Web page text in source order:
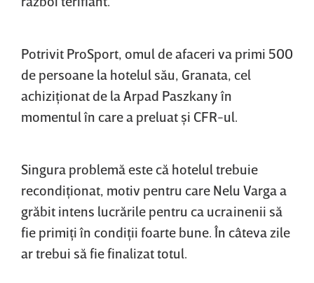
Potrivit ProSport, omul de afaceri va primi 500
de persoane la hotelul său, Granata, cel
achiziţionat de la Arpad Paszkany în
momentul în care a preluat şi CFR-ul.
Singura problemă este că hotelul trebuie
recondiţionat, motiv pentru care Nelu Varga a
grăbit intens lucrările pentru ca ucrainenii să
fie primiţi în condiţii foarte bune. În câteva zile
ar trebui să fie finalizat totul.